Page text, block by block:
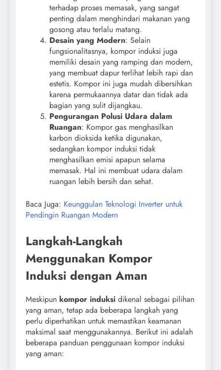
terhadap proses memasak, yang sangat
penting dalam menghindari makanan yang
gosong atau terlalu matang.
Desain yang Modern: Selain
fungsionalitasnya, kompor induksi juga
memiliki desain yang ramping dan modern,
yang membuat dapur terlihat lebih rapi dan
estetis. Kompor ini juga mudah dibersihkan
karena permukaannya datar dan tidak ada
bagian yang sulit dijangkau.
Pengurangan Polusi Udara dalam
Ruangan: Kompor gas menghasilkan
karbon dioksida ketika digunakan,
sedangkan kompor induksi tidak
menghasilkan emisi apapun selama
memasak. Hal ini membuat udara dalam
ruangan lebih bersih dan sehat.
Baca Juga: Keunggulan Teknologi Inverter untuk
Pendingin Ruangan Modern
Langkah-Langkah
Menggunakan Kompor
Induksi dengan Aman
Meskipun kompor induksi dikenal sebagai pilihan
yang aman, tetap ada beberapa langkah yang
perlu diperhatikan untuk memastikan keamanan
maksimal saat menggunakannya. Berikut ini adalah
beberapa panduan penggunaan kompor induksi
yang aman: